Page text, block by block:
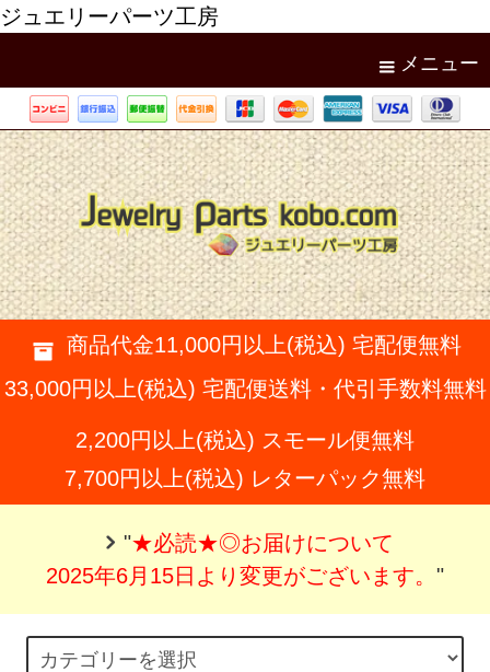
ジュエリーパーツ工房
メニュー
商品代金11,000円以上(税込) 宅配便無料
33,000円以上(税込) 宅配便送料・代引手数料無料
2,200円以上(税込) スモール便無料
7,700円以上(税込) レターパック無料
"★必読★◎お届けについて
2025年6月15日より変更がございます。 "